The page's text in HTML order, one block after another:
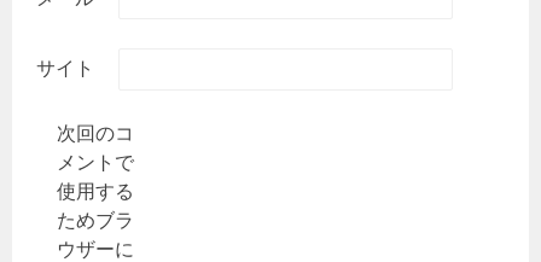
サイト
次回のコ
メントで
使用する
ためブラ
ウザーに